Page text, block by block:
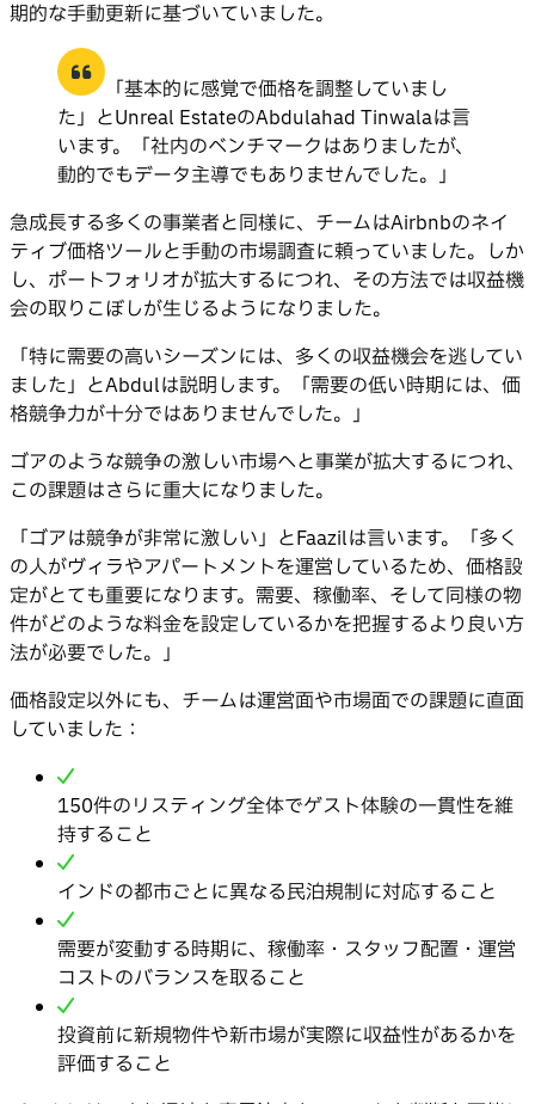
期的な手動更新に基づいていました。
「基本的に感覚で価格を調整していまし
た」とUnreal EstateのAbdulahad Tinwalaは言
います。「社内のベンチマークはありましたが、
動的でもデータ主導でもありませんでした。」
急成長する多くの事業者と同様に、チームはAirbnbのネイ
ティブ価格ツールと手動の市場調査に頼っていました。しか
し、ポートフォリオが拡大するにつれ、その方法では収益機
会の取りこぼしが生じるようになりました。
「特に需要の高いシーズンには、多くの収益機会を逃してい
ました」とAbdulは説明します。「需要の低い時期には、価
格競争力が十分ではありませんでした。」
ゴアのような競争の激しい市場へと事業が拡大するにつれ、
この課題はさらに重大になりました。
「ゴアは競争が非常に激しい」とFaazilは言います。「多く
の人がヴィラやアパートメントを運営しているため、価格設
定がとても重要になります。需要、稼働率、そして同様の物
件がどのような料金を設定しているかを把握するより良い方
法が必要でした。」
価格設定以外にも、チームは運営面や市場面での課題に直面
していました：
150件のリスティング全体でゲスト体験の一貫性を維
持すること
インドの都市ごとに異なる民泊規制に対応すること
需要が変動する時期に、稼働率・スタッフ配置・運営
コストのバランスを取ること
投資前に新規物件や新市場が実際に収益性があるかを
評価すること